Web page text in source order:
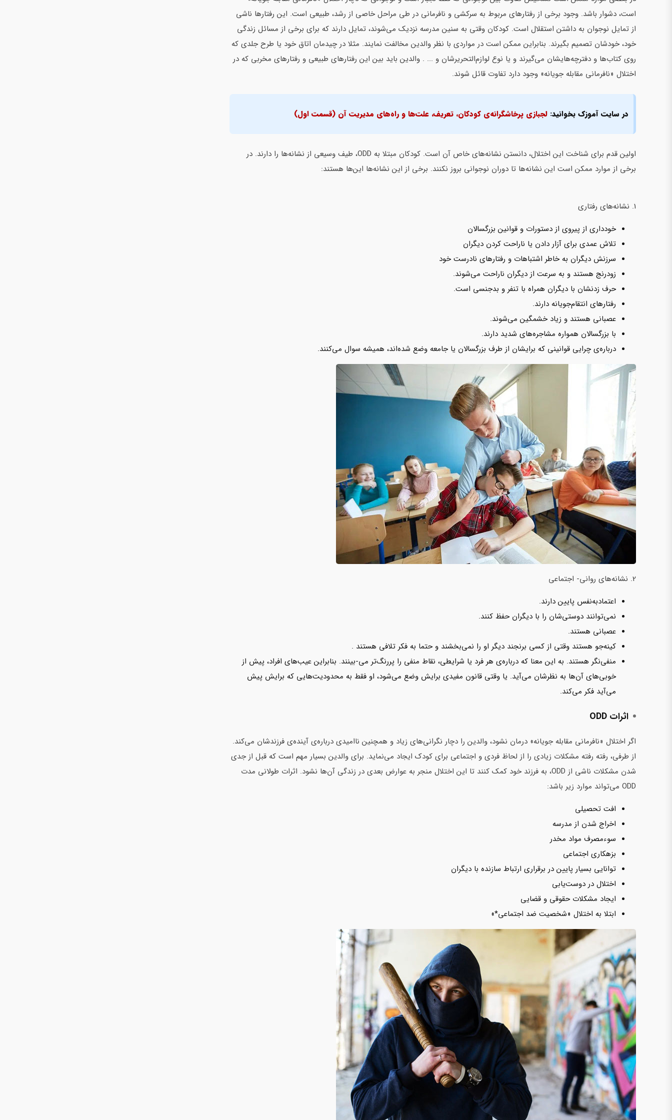
است، دشوار باشد. وجود برخی از رفتارهای مربوط به سرکشی و نافرمانی در طی مراحل خاصی از رشد، طبیعی است. این رفتارها ناشی
از تمایل نوجوان به داشتن استقلال است. کودکان وقتی به سنین مدرسه نزدیک‌ می‌شوند، تمایل دارند که برای برخی از مسائل زندگی
خود، خودشان تصمیم بگیرند. بنابراین ممکن است در مواردی با نظر والدین‌ مخالفت نمایند. مثلا در چیدمان‌ اتاق خود‌ یا طرح جلدی که
روی کتاب‌ها و دفترچه‌هایشان‌ می‌گیرند و یا نوع لوازم‌التحریرشان و ... . والدین باید بین این رفتارهای طبیعی و رفتارهای مخربی که در
اختلال «نافرمانی مقابله جویانه» وجود دارد تفاوت قائل شوند.
در سایت آموزک بخوانید: لجبازی پرخاشگرانه‌ی کودکان، تعریف، علت‌ها و راه‌های مدیریت آن (قسمت اول)
اولین قدم برای شناخت این اختلال، دانستن نشانه‌های خاص آن است. کودکان مبتلا به ODD، طیف وسیعی از نشانه‌ها‌ را دارند. در
برخی از موارد ممکن است این نشانه‌ها تا دوران نوجوانی بروز نکنند. برخی از این نشانه‌ها این‌ها هستند:
1. نشانه‌های رفتاری
خودداری از پیروی از دستورات و قوانین بزرگسالان
تلاش عمدی برای آزار دادن یا ناراحت کردن دیگران
سرزنش دیگران به خاطر اشتباهات و رفتارهای نادرست خود
زودرنج هستند و به سرعت از دیگران ناراحت‌‌ می‌شوند.
حرف زدنشان با دیگران همراه با تنفر و بدجنسی است.
رفتارهای انتقام‌جویانه دارند.
عصبانی هستند و زیاد‌‌ ‌‌‌‌خشمگین‌‌‌‌‌ می‌شوند.
با بزرگسالان همواره مشاجره‌های شدید دارند.
درباره‌ی چرایی قوانینی که برایشان از طرف بزرگسالان یا جامعه وضع شده‌اند، همیشه سوال‌‌‌‌‌ می‌کنند.
2. نشانه‌های روانی- اجتماعی
اعتمادبه‌نفس پایین دارند.
نمی‌توانند دوستی‌شان را با دیگران حفظ کنند.
عصبانی هستند.
کینه‌جو هستند وقتی از کسی برنجند دیگر او را‌ نمی‌بخشند و حتما به فکر تلافی هستند .
منفی‌نگر هستند. به این معنا که درباره‌ی هر فرد یا شرایطی، نقاط منفی را پررنگ‌تر می-بینند. بنابراین عیب‌های افراد،‌ پیش‌ از
خوبی‌های آن‌ها به‌ نظرشان‌ می‌آید. یا‌ وقتی قانون مفیدی برایش وضع می‌شود، او فقط به محدودیت‌هایی که برایش پیش‌
می‌آید فکر می‌کند.
اثرات ODD
اگر اختلال «نافرمانی مقابله جویانه» درمان نشود، والدین را دچار نگرانی‌های زیاد و همچنین ناامیدی درباره‌ی آینده‌ی فرزندشان‌ می‌کند.
از طرفی، رفته رفته مشکلات زیادی را از لحاظ فردی و اجتماعی برای کودک‌ ایجاد‌ می‌نماید. برای والدین بسیار مهم است که قبل از جدی
شدن مشکلات ناشی از ODD، به فرزند خود کمک کنند تا این اختلال منجر به عوارض بعدی در زندگی آن‌ها نشود. اثرات طولانی مدت
ODD‌ می‌تواند موارد زیر باشد:
افت تحصیلی
اخراج شدن از مدرسه
سوءمصرف مواد مخدر
بزهکاری اجتماعی
توانایی بسیار پایین در برقراری ارتباط سازنده با دیگران
اختلال‌ در دوست‌یابی
ایجاد مشکلات حقوقی و قضایی
ابتلا به اختلال «شخصیت ضد اجتماعی*»‌